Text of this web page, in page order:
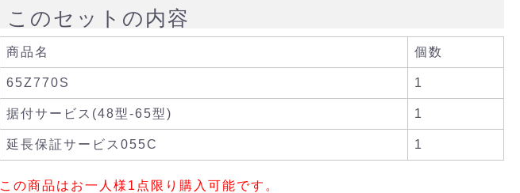
このセットの内容
商品名 個数
65Z770S 1
据付サービス(48型-65型) 1
延長保証サービス055C 1
この商品はお一人様1点限り購入可能です。